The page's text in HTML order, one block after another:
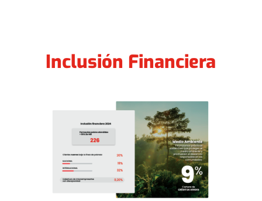
Inclusión Financiera